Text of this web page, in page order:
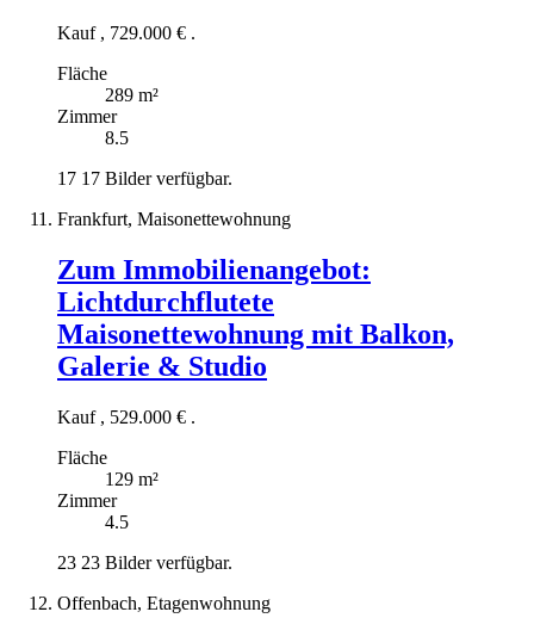
Kauf , 729.000 € .
Fläche
289 m²
Zimmer
8.5
17 17 Bilder verfügbar.
Frankfurt, Maisonettewohnung
Zum Immobilienangebot:
Lichtdurchflutete
Maisonettewohnung mit Balkon,
Galerie & Studio
Kauf , 529.000 € .
Fläche
129 m²
Zimmer
4.5
23 23 Bilder verfügbar.
Offenbach, Etagenwohnung